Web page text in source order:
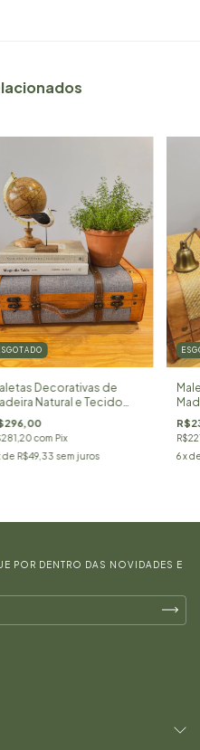
Decorativas de
Natural e Tecido
Linho
com Pix
de R$49,33 sem juros
6 x
POR DENTRO DAS NOVIDADES E